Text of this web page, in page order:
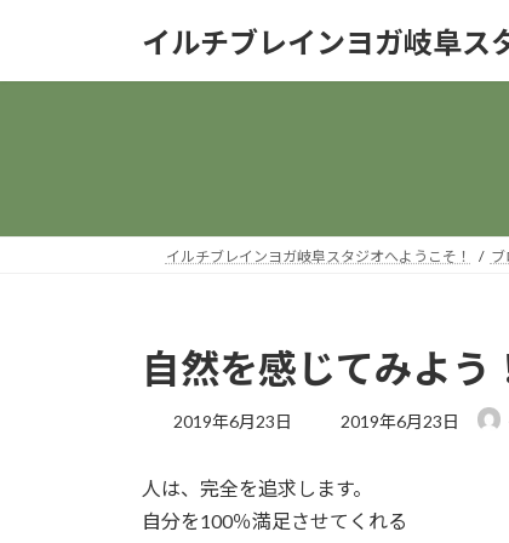
イルチブレインヨガ岐阜ス
イルチブレインヨガ岐阜スタジオへようこそ！ ブ
自然を感じてみよう
2019年6月23日
最
新
日
2019年6月23日
人は、完全を追求します。
自分を100％満足させてくれる